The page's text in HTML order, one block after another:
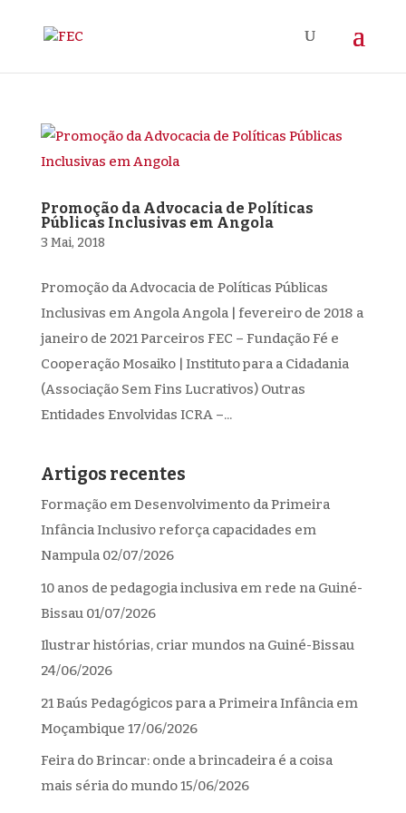
Promoção da Advocacia de Políticas
Públicas Inclusivas em Angola
3 Mai, 2018
Promoção da Advocacia de Políticas Públicas
Inclusivas em Angola Angola | fevereiro de 2018 a
janeiro de 2021 Parceiros FEC – Fundação Fé e
Cooperação Mosaiko | Instituto para a Cidadania
(Associação Sem Fins Lucrativos) Outras
Entidades Envolvidas ICRA –...
Artigos recentes
Formação em Desenvolvimento da Primeira
Infância Inclusivo reforça capacidades em
Nampula 02/07/2026
10 anos de pedagogia inclusiva em rede na Guiné-
Bissau 01/07/2026
Ilustrar histórias, criar mundos na Guiné-Bissau
24/06/2026
21 Baús Pedagógicos para a Primeira Infância em
Moçambique 17/06/2026
Feira do Brincar: onde a brincadeira é a coisa
mais séria do mundo15/06/2026